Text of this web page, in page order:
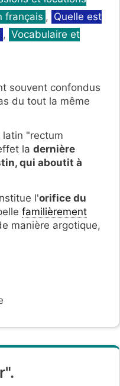
français , Quelle est
, Vocabulaire et
souvent confondus
du tout la même
latin "rectum
la dernière
qui aboutit à
l'orifice du
familièrement
manière argotique,